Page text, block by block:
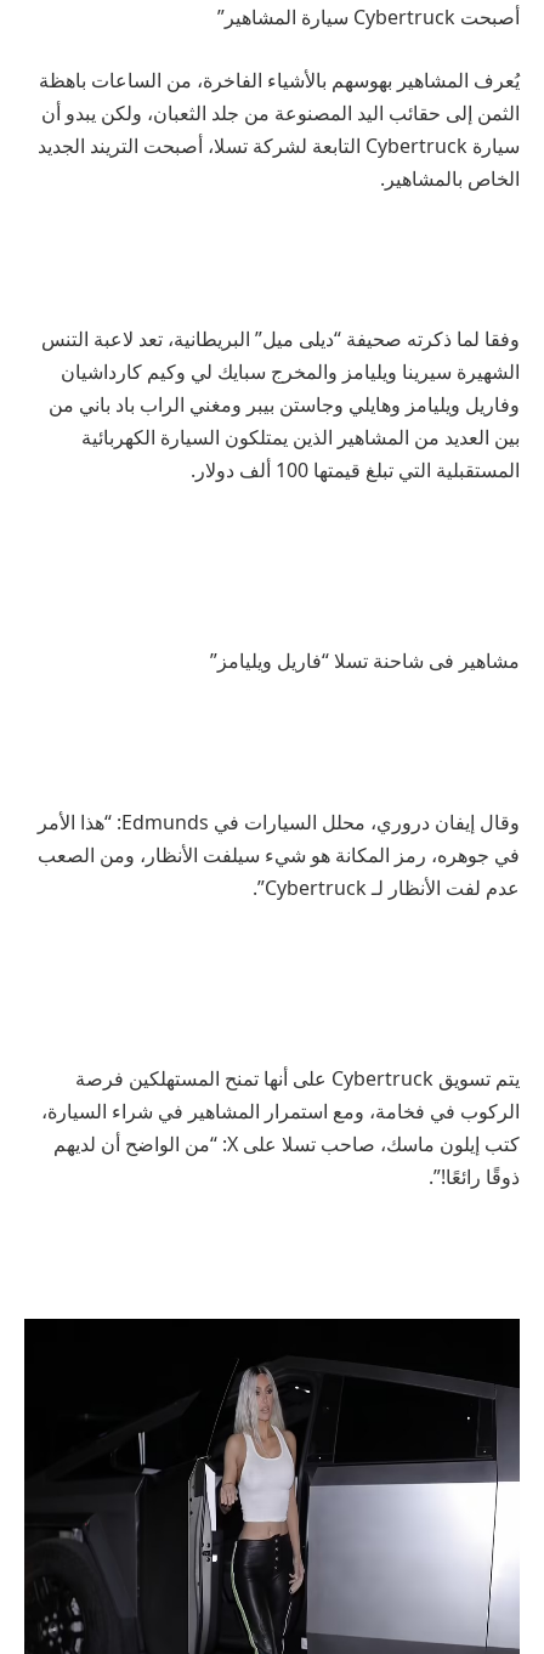
أصبحت Cybertruck سيارة المشاهير”
يُعرف المشاهير بهوسهم بالأشياء الفاخرة، من الساعات باهظة
الثمن إلى حقائب اليد المصنوعة من جلد الثعبان، ولكن يبدو أن
سيارة Cybertruck التابعة لشركة تسلا، أصبحت التريند الجديد
الخاص بالمشاهير.
وفقا لما ذكرته صحيفة “ديلى ميل” البريطانية، تعد لاعبة التنس
الشهيرة سيرينا ويليامز والمخرج سبايك لي وكيم كارداشيان
وفاريل ويليامز وهايلي وجاستن بيبر ومغني الراب باد باني من
بين العديد من المشاهير الذين يمتلكون السيارة الكهربائية
المستقبلية التي تبلغ قيمتها 100 ألف دولار.
مشاهير فى شاحنة تسلا “فاريل ويليامز”
وقال إيفان دروري، محلل السيارات في Edmunds: “هذا الأمر
في جوهره، رمز المكانة هو شيء سيلفت الأنظار، ومن الصعب
عدم لفت الأنظار لـ Cybertruck”.
يتم تسويق Cybertruck على أنها تمنح المستهلكين فرصة
الركوب في فخامة، ومع استمرار المشاهير في شراء السيارة،
كتب إيلون ماسك، صاحب تسلا على X: “من الواضح أن لديهم
ذوقًا رائعًا!”.